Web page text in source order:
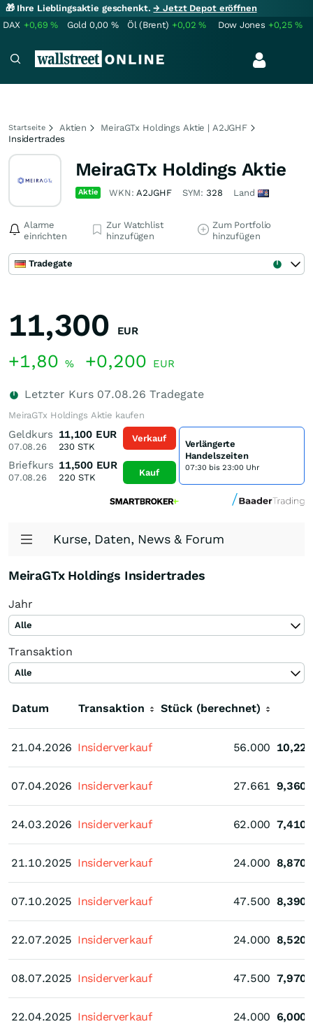
🎁 Ihre Lieblingsaktie geschenkt.→ Jetzt Depot eröffnen
DAX +0,69% Gold 0,00 % Öl (Brent) +0,02% Dow Jones +0,25%
Startseite Aktien
MeiraGTx Holdings Aktie | A2JGHF
Insidertrades
MeiraGTx Holdings Aktie
Aktie WKN:A2JGHF SYM: 328 Land
Alarme
einrichten
Zur Watchlist
hinzufügen
Zum Portfolio
hinzufügen
Tradegate
11,300 EUR
+1,80 % +0,200 EUR
Letzter Kurs 07.08.26 Tradegate
MeiraGTx Holdings Aktie kaufen
Geldkurs
07.08.26
11,100 EUR
230 STK
Briefkurs
07.08.26
11,500 EUR
220STK
Verkauf
Kauf
Verlängerte
Handelszeiten
07:30 bis 23:00 Uhr
Kurse, Daten, News & Forum
MeiraGTx Holdings Insidertrades
Jahr
Alle
Transaktion
Alle
Datum
21.04.2026
07.04.2026
24.03.2026
21.10.2025
07.10.2025
22.07.2025
08.07.2025
22.04.2025
Transaktion Stück (berechnet)
21.04.2026 Insiderverkauf 56.000 10,220
07.04.2026 Insiderverkauf 27.661 9,3600
24.03.2026 Insiderverkauf 62.000 7,4100
21.10.2025 Insiderverkauf 24.000 8,8700
07.10.2025 Insiderverkauf 47.500 8,3900
22.07.2025 Insiderverkauf 24.000 8,5200
08.07.2025 Insiderverkauf 47.500 7,9700
22.04.2025 Insiderverkauf 24.000 6,0000